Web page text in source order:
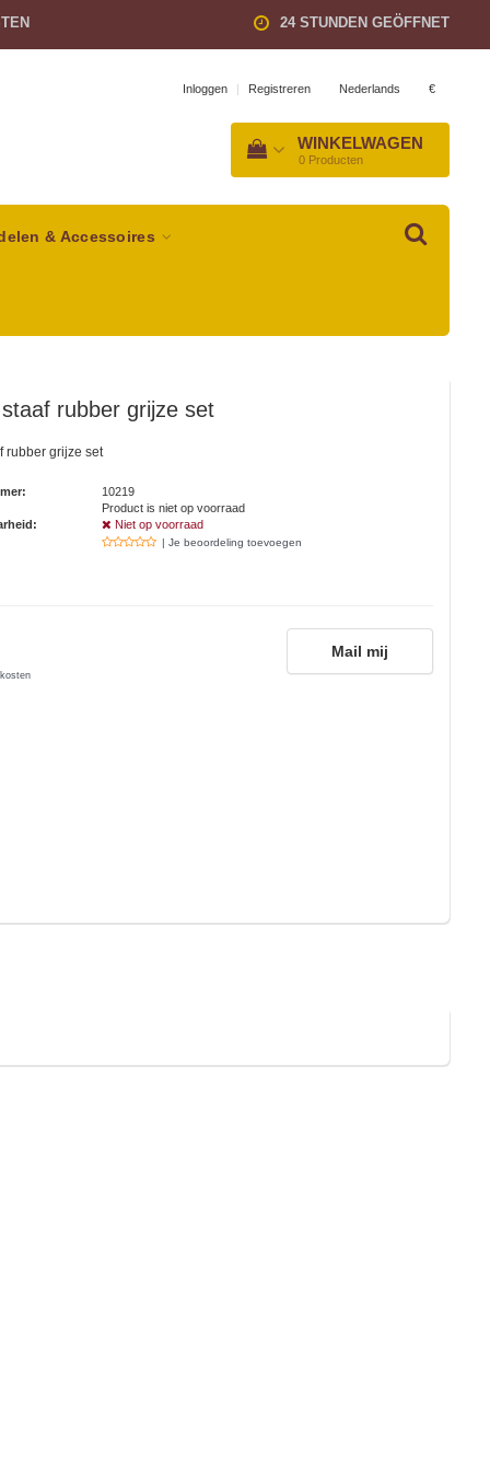
24 STUNDEN GEÖFFNET
Inloggen | Registreren Nederlands €
WINKELWAGEN
0 Producten
& Accessoires
rubber grijze set
rubber grijze set
10219
Product is niet op voorraad
Niet op voorraad
| Je beoordeling toevoegen
Mail mij